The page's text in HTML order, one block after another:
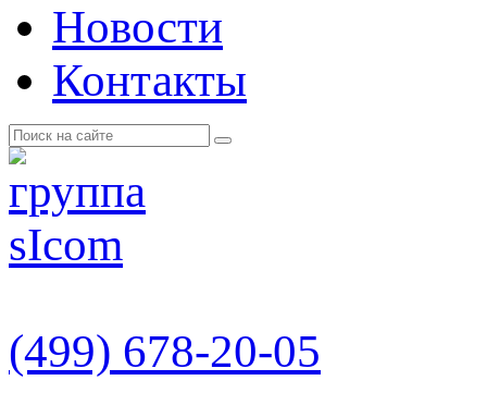
Новости
Контакты
(499) 678-20-05